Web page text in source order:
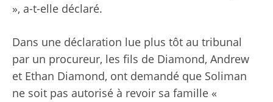
», a-t-elle déclaré.
Dans une déclaration lue plus tôt au tribunal
par un procureur, les fils de Diamond, Andrew
et Ethan Diamond, ont demandé que Soliman
ne soit pas autorisé à revoir sa famille «